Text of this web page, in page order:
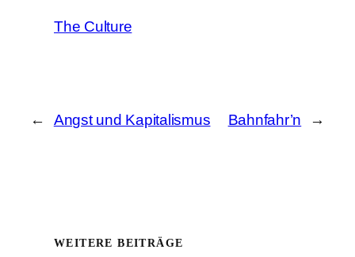
The Culture
← Angst und Kapitalismus Bahnfahr’n →
WEITERE BEITRÄGE